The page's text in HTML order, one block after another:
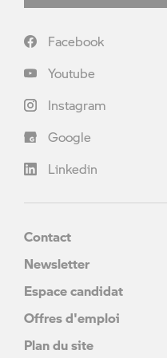
Facebook
Youtube
Instagram
Google
Linkedin
Contact
Newsletter
Espace candidat
Offres d'emploi
Plan du site